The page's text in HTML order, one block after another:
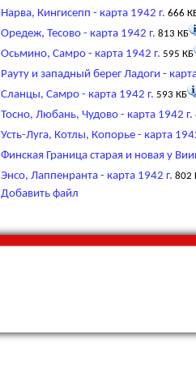
Нарва, Кингисепп - карта 1942 г. 666
Оредеж, Тесово - карта 1942 г. 813 КБ
Осьмино, Самро - карта 1942 г. 595 КБ
Рауту и западный берег Ладоги -
Сланцы, Самро - карта 1942 г. 593 КБ
Тосно, Любань, Чудово - карта 1942 г.
Усть-Луга, Котлы, Копорье - карта
Финская Граница старая и новая у
Энсо, Лаппенранта - карта 1942 г. 802
Добавить файл